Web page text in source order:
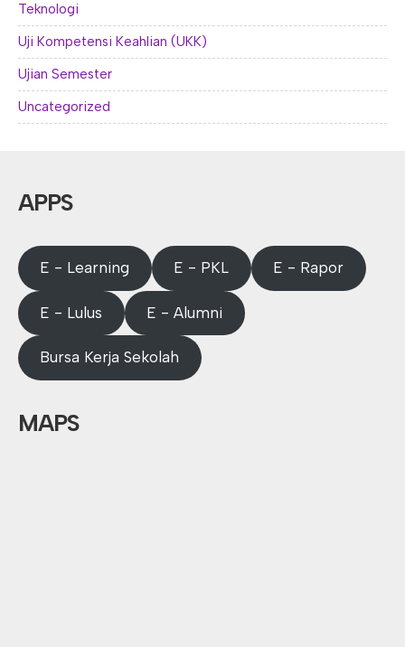
Teknologi
Uji Kompetensi Keahlian (UKK)
Ujian Semester
Uncategorized
APPS
E - Learning E - PKL E - Rapor
E - Lulus E - Alumni
Bursa Kerja Sekolah
MAPS